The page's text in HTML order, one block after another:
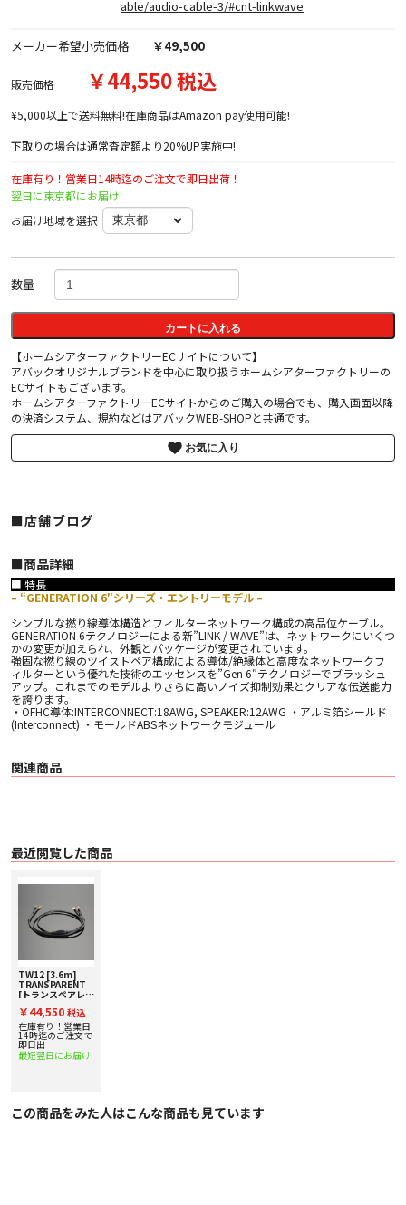
able/audio-cable-3/#cnt-linkwave
メーカー希望小売価格 ￥49,500
販売価格 ￥44,550 税込
¥5,000以上で送料無料!在庫商品はAmazon pay使用可能!
下取りの場合は通常査定額より20%UP実施中!
在庫有り！営業日14時迄のご注文で即日出荷！
翌日に東京都にお届け
お届け地域を選択
数量
カートに入れる
【ホームシアターファクトリーECサイトについて】
アバックオリジナルブランドを中心に取り扱うホームシアターファクトリーの
ECサイトもございます。
ホームシアターファクトリーECサイトからのご購入の場合でも、購入画面以降
の決済システム、規約などはアバックWEB-SHOPと共通です。
お気に入り
■店舗ブログ
■︎商品詳細
■ 特長
– “GENERATION 6″シリーズ・エントリーモデル –
シンプルな撚り線導体構造とフィルターネットワーク構成の高品位ケーブル。
GENERATION 6テクノロジーによる新”LINK / WAVE”は、ネットワークにいくつ
かの変更が加えられ、外観とパッケージが変更されています。
強固な撚り線のツイストペア構成による導体/絶縁体と高度なネットワークフ
ィルターという優れた技術のエッセンスを”Gen 6″テクノロジーでブラッシュ
アップ。これまでのモデルよりさらに高いノイズ抑制効果とクリアな伝送能⼒
を誇ります。
・OFHC導体:INTERCONNECT:18AWG, SPEAKER:12AWG ・アルミ箔シールド
(Interconnect) ・モールドABSネットワークモジュール
関連商品
最近閲覧した商品
TW12 [3.6m]
TRANSPARENT
[トランスペアレン
ーブル
￥44,550 税込
在庫有り！営業日
14時迄のご注文で
即日出
最短翌日にお届け
この商品をみた人はこんな商品も見ています